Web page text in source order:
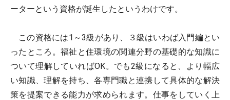
ーターという資格が誕生したというわけです。
この資格には1～3級があり、３級はいわば入門編とい
ったところ。福祉と住環境の関連分野の基礎的な知識に
ついて理解していればOK。でも2級になると、より幅広
い知識、理解を持ち、各専門職と連携して具体的な解決
策を提案できる能力が求められます。仕事をしていく上